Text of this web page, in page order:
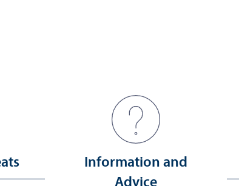
Information and